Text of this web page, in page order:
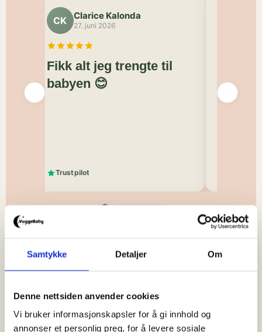
Samtykke Detaljer Om
Denne nettsiden anvender cookies
Vi bruker informasjonskapsler for å gi innhold og
annonser et personlig preg, for å levere sosiale
CK Clarice Kalonda
27. juni 2026
Fikk alt jeg trengte til
babyen 😊
Trustpilot
Veldig fin
Andre kjøpte også